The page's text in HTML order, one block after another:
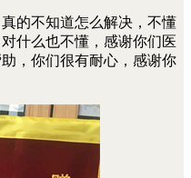
的不知道怎么解决，不懂
什么也不懂，感谢你们医
，你们很有耐心，感谢你